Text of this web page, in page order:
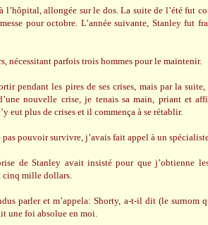
l’hôpital, allongée sur le dos. La suite de l’été fut
pour octobre. L’année suivante, Stanley fut
nécessitant parfois trois hommes pour le maintenir.
pendant les pires de ses crises, mais par la
nouvelle crise, je tenais sa main, priant et
eut plus de crises et il commença à se rétablir.
pouvoir survivre, j’avais fait appel à un
de Stanley avait insisté pour que j’obtienne
cinq mille dollars.
parler et m’appela: Shorty, a-t-il dit (le surnom
une foi absolue en moi.